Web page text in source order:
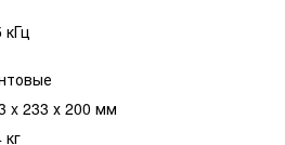
кГц
x 233 х 200 мм
кг